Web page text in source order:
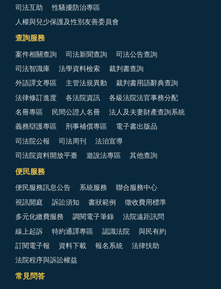
司法互助 性騷擾防治專區
人權與兒少保護及性別友善委員會
查詢服務
案件相關查詢 司法新聞查詢 司法公告查詢
司法智識庫 法學資料檢索 裁判書查詢
外語譯文專區 主管法規異動 裁判書用語辭典查詢
法律修訂進度 各法院資訊 各級法院法官事務分配
名冊專區 民間公證人名冊 法人及夫妻財產查詢系統
義務辯護專區 刑事補償專區 電子書出版品
司法院公報 司法周刊 法治宣導
司法院資料開放平臺 遊說法專區 其他查詢
便民服務
便民服務訊息公告 系統服務 聯合服務中心
視訊開庭 訴訟須知 書狀範例 徵收費用標準
多元化繳費服務 調閱電子筆錄 法院遠距訊問
線上起訴 特約通譯專區 認識法院 與民有約
訂閱電子報 資料下載 報名系統 法律扶助
法院程序與訴訟權益
常見問答